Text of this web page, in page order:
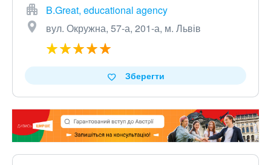
B.Great, educational agency
вул. Окружна, 57-а, 201-а, м. Львів
Зберегти